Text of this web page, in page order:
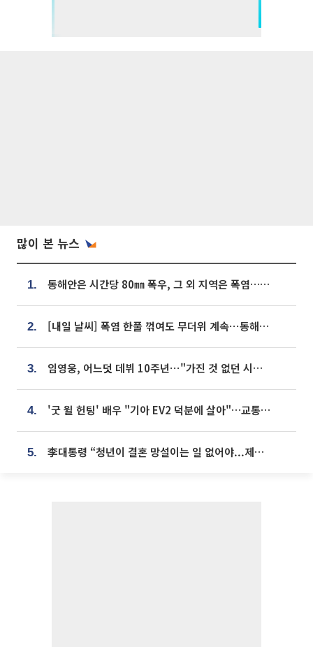
많이 본 뉴스
1. 동해안은 시간당 80㎜ 폭우, 그 외 지역은 폭염…‘극과 극 날씨’
2. [내일 날씨] 폭염 한풀 꺾여도 무더위 계속⋯동해안 이틀 연속 비
3. 임영웅, 어느덧 데뷔 10주년⋯"가진 것 없던 시절, 내 앞엔 20명의 팬뿐"
4. '굿 윌 헌팅' 배우 "기아 EV2 덕분에 살아"…교통사고 후 안전성 극찬
5. 李대통령 “청년이 결혼 망설이는 일 없어야...제도상 불이익 조사”